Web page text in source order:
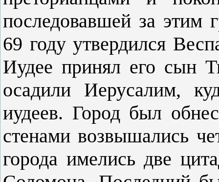
последовавшей за этим
69 году утвердился
Иудее принял его сын
осадили Иерусалим,
иудеев. Город был
стенами возвышались
города имелись две